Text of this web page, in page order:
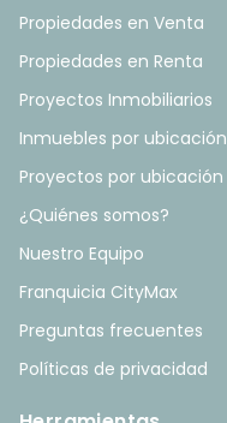
Propiedades en Venta
Propiedades en Renta
Proyectos Inmobiliarios
Inmuebles por ubicación
Proyectos por ubicación
¿Quiénes somos?
Nuestro Equipo
Franquicia CityMax
Preguntas frecuentes
Políticas de privacidad